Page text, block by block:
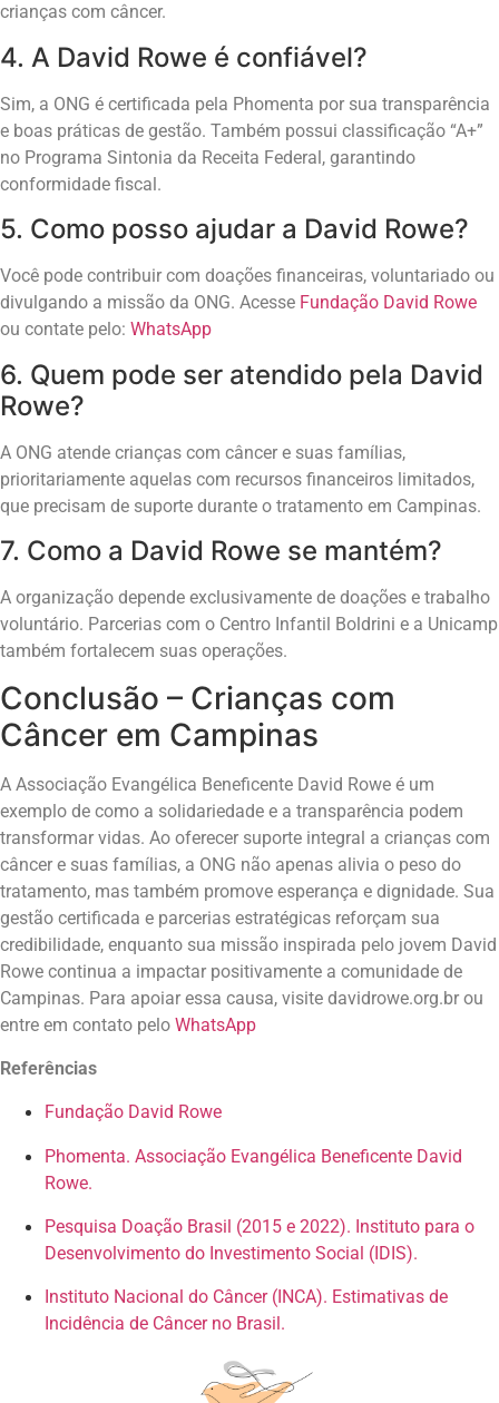
crianças com câncer.
4. A David Rowe é confiável?
Sim, a ONG é certificada pela Phomenta por sua transparência
e boas práticas de gestão. Também possui classificação “A+”
no Programa Sintonia da Receita Federal, garantindo
conformidade fiscal.
5. Como posso ajudar a David Rowe?
Você pode contribuir com doações financeiras, voluntariado ou
divulgando a missão da ONG. Acesse Fundação David Rowe
ou contate pelo: WhatsApp
6. Quem pode ser atendido pela David
Rowe?
A ONG atende crianças com câncer e suas famílias,
prioritariamente aquelas com recursos financeiros limitados,
que precisam de suporte durante o tratamento em Campinas.
7. Como a David Rowe se mantém?
A organização depende exclusivamente de doações e trabalho
voluntário. Parcerias com o Centro Infantil Boldrini e a Unicamp
também fortalecem suas operações.
Conclusão – Crianças com
Câncer em Campinas
A Associação Evangélica Beneficente David Rowe é um
exemplo de como a solidariedade e a transparência podem
transformar vidas. Ao oferecer suporte integral a crianças com
câncer e suas famílias, a ONG não apenas alivia o peso do
tratamento, mas também promove esperança e dignidade. Sua
gestão certificada e parcerias estratégicas reforçam sua
credibilidade, enquanto sua missão inspirada pelo jovem David
Rowe continua a impactar positivamente a comunidade de
Campinas. Para apoiar essa causa, visite davidrowe.org.br ou
entre em contato pelo WhatsApp
Referências
Fundação David Rowe
Phomenta. Associação Evangélica Beneficente David
Rowe.
Pesquisa Doação Brasil (2015 e 2022). Instituto para o
Desenvolvimento do Investimento Social (IDIS).
Instituto Nacional do Câncer (INCA). Estimativas de
Incidência de Câncer no Brasil.